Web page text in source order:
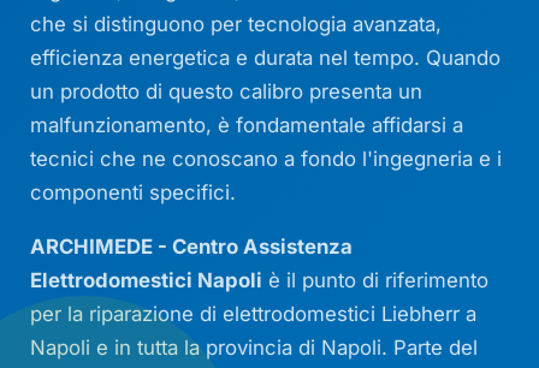
che si distinguono per tecnologia avanzata,
efficienza energetica e durata nel tempo. Quando
un prodotto di questo calibro presenta un
malfunzionamento, è fondamentale affidarsi a
tecnici che ne conoscano a fondo l'ingegneria e i
componenti specifici.
ARCHIMEDE - Centro Assistenza
Elettrodomestici Napoli è il punto di riferimento
per la riparazione di elettrodomestici Liebherr a
Napoli e in tutta la provincia di Napoli. Parte del